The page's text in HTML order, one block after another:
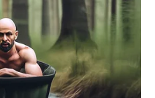
Magyarországon is több
Az elképzelés
korosztálynak a
különösen akkor,
a nyugdíjak reálértéke